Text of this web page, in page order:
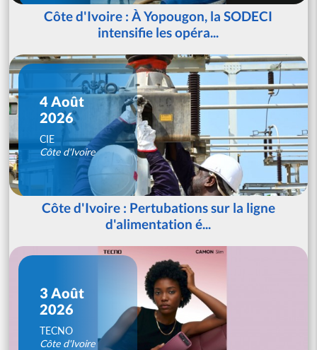
Côte d'Ivoire : À Yopougon, la SODECI
intensifie les opéra...
4 Août
2026
CIE
Côte d'Ivoire
Côte d'Ivoire : Pertubations sur la ligne
d'alimentation é...
3 Août
2026
TECNO
Côte d'Ivoire